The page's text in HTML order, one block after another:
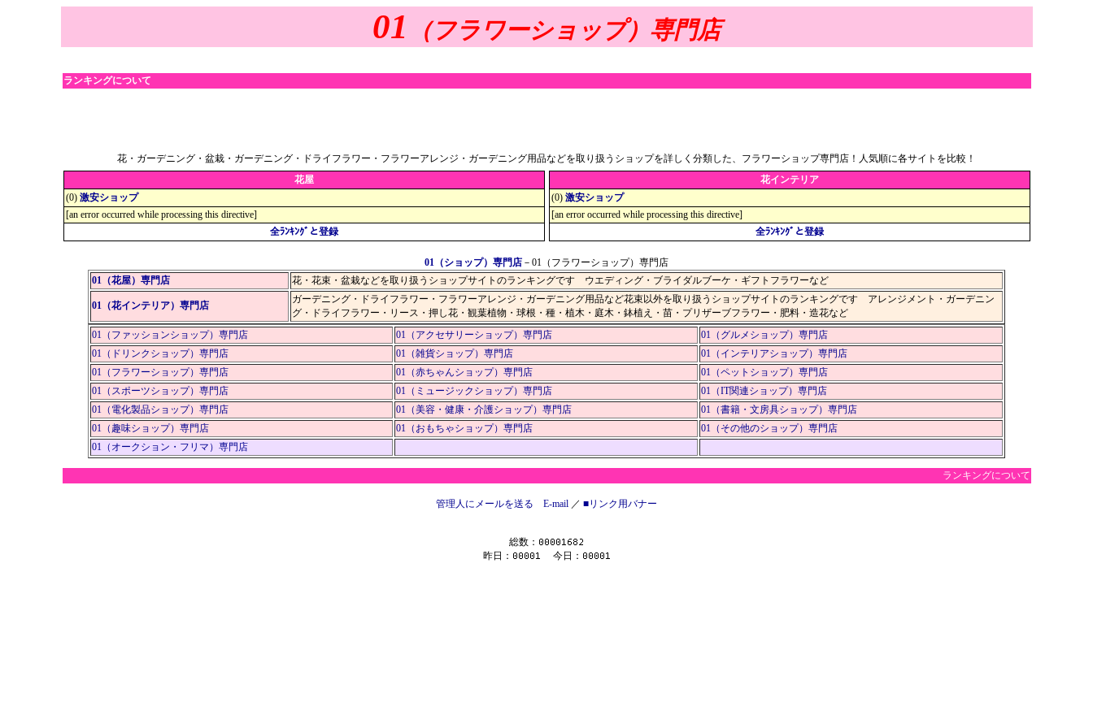
01 （フラワーショップ）専門店
ランキングについて
花・ガーデニング・盆栽・ガーデニング・ドライフラワー・フラワーアレンジ・ガーデニング用品などを取り扱うショップを詳しく分類した、フラワーショップ専門店！人気順に各サイトを比較！
花屋
(0)激安ショップ
[an error occurred while processing this directive]
全ﾗﾝｷﾝｸﾞと登録
花インテリア
(0)激安ショップ
[an error occurred while processing this directive]
全ﾗﾝｷﾝｸﾞと登録
01（ショップ）専門店 －01（フラワーショップ）専門店
01（花屋）専門店
花・花束・盆栽などを取り扱うショップサイトのランキングです ウエディング・ブライダルブーケ・ギフトフラワーなど
01（花インテリア）専門店
ガーデニング・ドライフラワー・フラワーアレンジ・ガーデニング用品など花束以外を取り扱うショップサイトのランキングです アレンジメント・ガーデニン
グ・ドライフラワー・リース・押し花・観葉植物・球根・種・植木・庭木・鉢植え・苗・プリザーブフラワー・肥料・造花など
01（ファッションショップ）専門店
01（アクセサリーショップ）専門店
01（グルメショップ）専門店
01（ドリンクショップ）専門店
01（雑貨ショップ）専門店
01（インテリアショップ）専門店
01（フラワーショップ）専門店
01（赤ちゃんショップ）専門店
01（ペットショップ）専門店
01（スポーツショップ）専門店
01（ミュージックショップ）専門店
01（IT関連ショップ）専門店
01（電化製品ショップ）専門店
01（美容・健康・介護ショップ）専門店
01（書籍・文房具ショップ）専門店
01（趣味ショップ）専門店
01（おもちゃショップ）専門店
01（その他のショップ）専門店
01（オークション・フリマ）専門店
ランキングについて
管理人にメールを送る E-mail ／ ■リンク用バナー
総数：
昨日：
今日：